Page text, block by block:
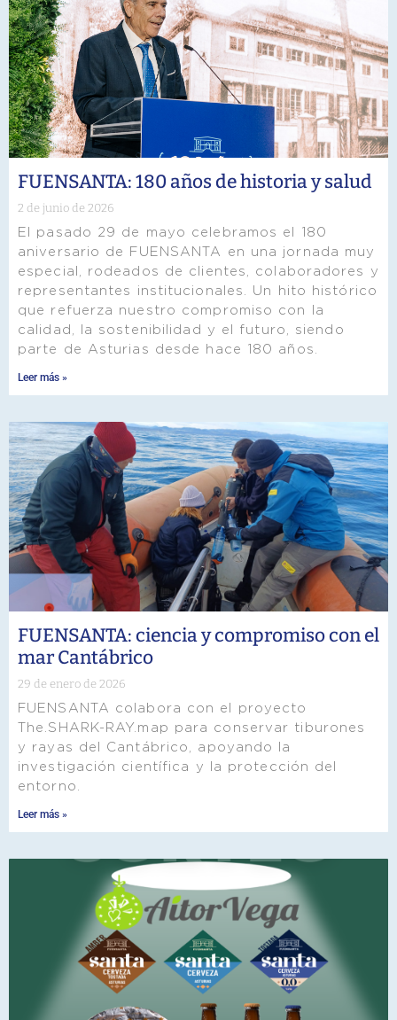
FUENSANTA: 180 años de historia y salud
2 de junio de 2026
El pasado 29 de mayo celebramos el 180
aniversario de FUENSANTA en una jornada muy
especial, rodeados de clientes, colaboradores y
representantes institucionales. Un hito histórico
que refuerza nuestro compromiso con la
calidad, la sostenibilidad y el futuro, siendo
parte de Asturias desde hace 180 años.
Leer más »
FUENSANTA: ciencia y compromiso con el
mar Cantábrico
29 de enero de 2026
FUENSANTA colabora con el proyecto
The.SHARK-RAY.map para conservar tiburones
y rayas del Cantábrico, apoyando la
investigación científica y la protección del
entorno.
Leer más »